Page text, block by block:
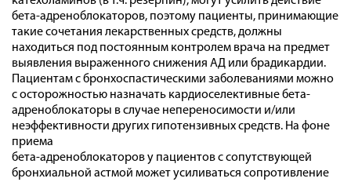
бета-адреноблокаторов, поэтому пациенты, принимающие
такие сочетания лекарственных средств, должны
находиться под постоянным контролем врача на предмет
выявления выраженного снижения АД или брадикардии.
Пациентам с бронхоспастическими заболеваниями можно
с осторожностью назначать кардиоселективные бета-
адреноблокаторы в случае непереносимости и/или
неэффективности других гипотензивных средств. На фоне
приема
бета-адреноблокаторов у пациентов с сопутствующей
бронхиальной астмой может усиливаться сопротивление